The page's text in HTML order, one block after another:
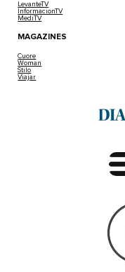
LevanteTV
InformacionTV
MediTV
MAGAZINES
Cuore
Woman
Stilo
Viajar